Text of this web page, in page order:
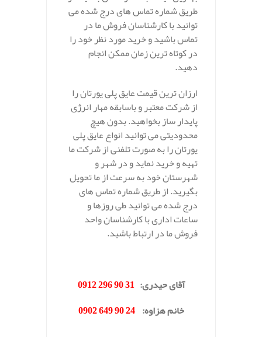
طریق شماره تماس های درج شده می
توانید با کارشناسان فروش ما در
تماس باشید و خرید مورد نظر خود را
در کوتاه ترین زمان ممکن انجام
دهید.
ارزان ترین قیمت عایق پلی یورتان را
از شرکت معتبر و باسابقه مهار انرژی
پایدار ساز بخواهید. بدون هیچ
محدودیتی می توانید انواع عایق پلی
یورتان را به صورت تلفنی از شرکت ما
تهیه و خرید نماید و در شهر و
شهرستان خود به سرعت از ما تحویل
بگیرید. از طریق شماره تماس های
درج شده می توانید طی روزها و
ساعات اداری با کارشناسان واحد
فروش ما در ارتباط باشید.
آقای حیدری:
31 90 296 0912
خانم هزاوه:
24 90 649 0902